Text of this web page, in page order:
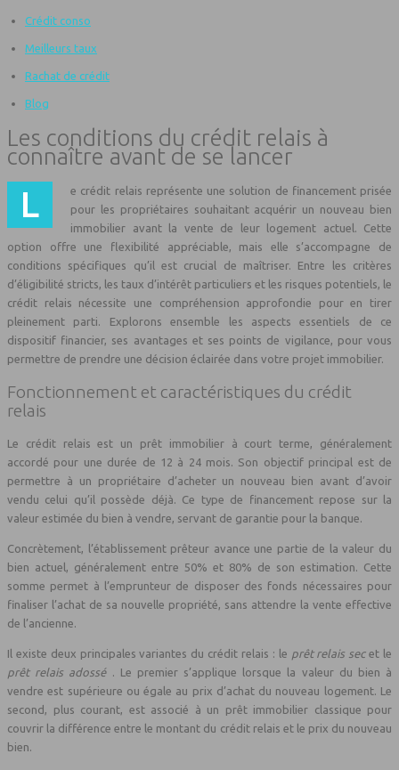
Crédit conso
Meilleurs taux
Rachat de crédit
Blog
Les conditions du crédit relais à
connaître avant de se lancer
Le crédit relais représente une solution de financement prisée
pour les propriétaires souhaitant acquérir un nouveau bien
immobilier avant la vente de leur logement actuel. Cette
option offre une flexibilité appréciable, mais elle s’accompagne de
conditions spécifiques qu’il est crucial de maîtriser. Entre les critères
d’éligibilité stricts, les taux d’intérêt particuliers et les risques potentiels, le
crédit relais nécessite une compréhension approfondie pour en tirer
pleinement parti. Explorons ensemble les aspects essentiels de ce
dispositif financier, ses avantages et ses points de vigilance, pour vous
permettre de prendre une décision éclairée dans votre projet immobilier.
Fonctionnement et caractéristiques du crédit
relais
Le crédit relais est un prêt immobilier à court terme, généralement
accordé pour une durée de 12 à 24 mois. Son objectif principal est de
permettre à un propriétaire d’acheter un nouveau bien avant d’avoir
vendu celui qu’il possède déjà. Ce type de financement repose sur la
valeur estimée du bien à vendre, servant de garantie pour la banque.
Concrètement, l’établissement prêteur avance une partie de la valeur du
bien actuel, généralement entre 50% et 80% de son estimation. Cette
somme permet à l’emprunteur de disposer des fonds nécessaires pour
finaliser l’achat de sa nouvelle propriété, sans attendre la vente effective
de l’ancienne.
Il existe deux principales variantes du crédit relais : le prêt relais secet le
prêt relais adossé . Le premier s’applique lorsque la valeur du bien à
vendre est supérieure ou égale au prix d’achat du nouveau logement. Le
second, plus courant, est associé à un prêt immobilier classique pour
couvrir la différence entre le montant du crédit relais et le prix du nouveau
bien.